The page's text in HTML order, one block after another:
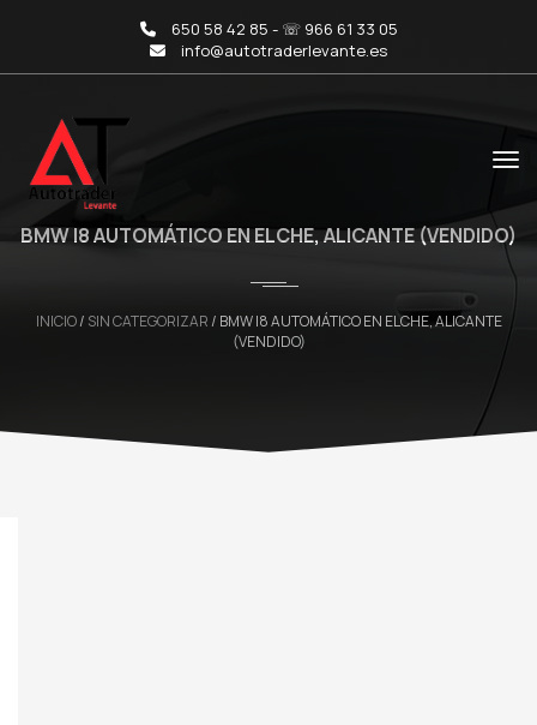
650 58 42 85 - ☏ 966 61 33 05
info@autotraderlevante.es
BMW I8 AUTOMÁTICO EN ELCHE, ALICANTE (VENDIDO)
INICIO/ SIN CATEGORIZAR/ BMW I8 AUTOMÁTICO EN ELCHE, ALICANTE
(VENDIDO)